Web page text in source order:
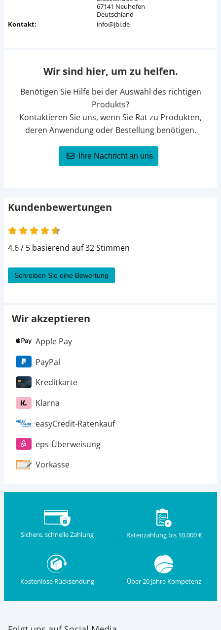
67141 Neuhofen
Deutschland
Kontakt:
info@jbl.de
Wir sind hier, um zu helfen.
Benötigen Sie Hilfe bei der Auswahl des richtigen
Produkts?
Kontaktieren Sie uns, wenn Sie Rat zu Produkten,
deren Anwendung oder Bestellung benötigen.
Ihre Nachricht an uns
Kundenbewertungen
4.6 / 5 basierend auf 32 Stimmen
Schreiben Sie eine Bewertung
Wir akzeptieren
Apple Pay
PayPal
Kreditkarte
Klarna
easyCredit-Ratenkauf
eps-Überweisung
Vorkasse
Sichere, schnelle Zahlung Ratenzahlung bis 10.000 €
Kostenlose Rücksendung Über 20 Jahre Kompetenz